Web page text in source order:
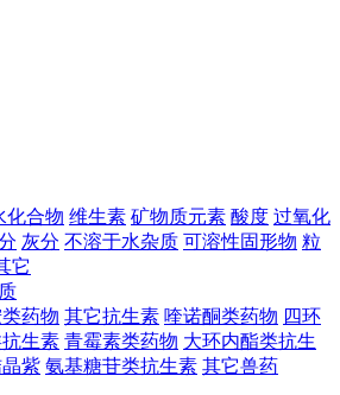
化合物 维生素 矿物质元素 酸度 过氧化
灰分 不溶于水杂质 可溶性固形物 粒
它
药物 其它抗生素 喹诺酮类药物 四环
生素 青霉素类药物 大环内酯类抗生
紫 氨基糖苷类抗生素 其它兽药